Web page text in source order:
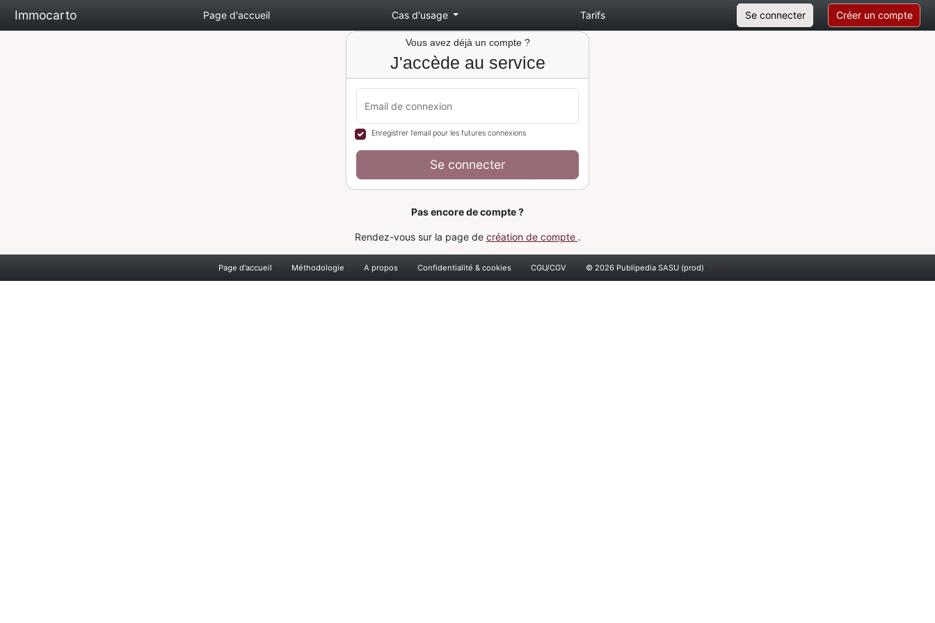
Immocarto Se connecter Créer un compte
Page d'accueil Cas d'usage Tarifs
Vous avez déjà un compte ?
J'accède au service
Email de connexion
Enregistrer l'email pour les futures connexions
Se connecter
Pas encore de compte ?
Rendez-vous sur la page de création de compte .
Page d'accueil Méthodologie A propos Confidentialité & cookies CGU/CGV © 2026 Publipedia SASU (prod)